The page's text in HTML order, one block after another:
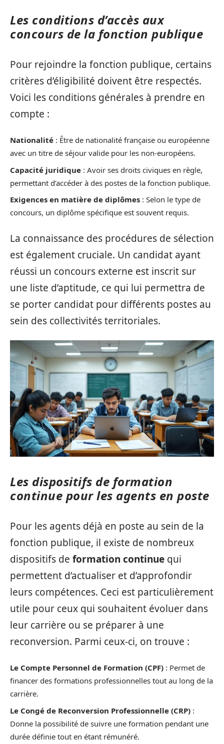
Les conditions d’accès aux
concours de la fonction publique
Pour rejoindre la fonction publique, certains
critères d’éligibilité doivent être respectés.
Voici les conditions générales à prendre en
compte :
Nationalité : Être de nationalité française ou européenne
avec un titre de séjour valide pour les non-européens.
Capacité juridique : Avoir ses droits civiques en règle,
permettant d’accéder à des postes de la fonction publique.
Exigences en matière de diplômes : Selon le type de
concours, un diplôme spécifique est souvent requis.
La connaissance des procédures de sélection
est également cruciale. Un candidat ayant
réussi un concours externe est inscrit sur
une liste d’aptitude, ce qui lui permettra de
se porter candidat pour différents postes au
sein des collectivités territoriales.
Les dispositifs de formation
continue pour les agents en poste
Pour les agents déjà en poste au sein de la
fonction publique, il existe de nombreux
dispositifs de formation continue qui
permettent d’actualiser et d’approfondir
leurs compétences. Ceci est particulièrement
utile pour ceux qui souhaitent évoluer dans
leur carrière ou se préparer à une
reconversion. Parmi ceux-ci, on trouve :
Le Compte Personnel de Formation (CPF) : Permet de
financer des formations professionnelles tout au long de la
carrière.
Le Congé de Reconversion Professionnelle (CRP) :
Donne la possibilité de suivre une formation pendant une
durée définie tout en étant rémunéré.